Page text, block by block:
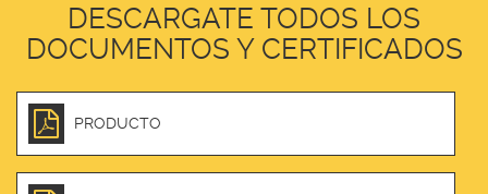
DESCARGATE TODOS LOS
DOCUMENTOS Y CERTIFICADOS
PRODUCTO